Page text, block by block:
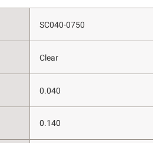
SC040-0750
Clear
0.040
0.140